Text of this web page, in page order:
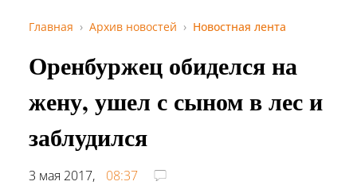
Главная Архив новостей Новостная лента
Оренбуржец обиделся на
жену, ушел с сыном в лес и
заблудился
3 мая 2017,
08:37